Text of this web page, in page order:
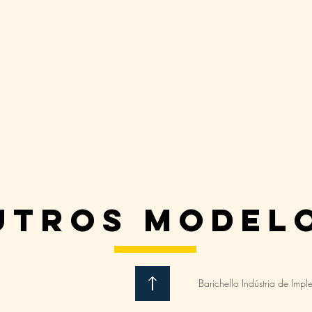
Barichello Indústria de